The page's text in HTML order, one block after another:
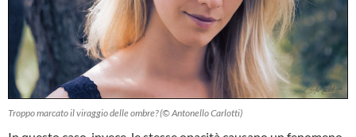
Troppo marcato il viraggio delle ombre? (© Antonello Carlotti)